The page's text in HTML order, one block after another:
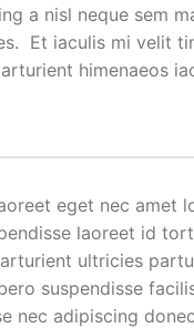
a nisl neque sem
Et iaculis mi velit
himenaeos
eget nec amet
laoreet id
ultricies
suspendisse
nec adipiscing